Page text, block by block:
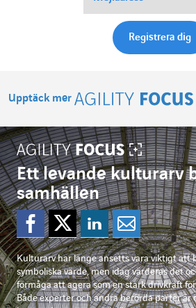
Upptäck mer
Ett levande kulturarv
samhällen
Dela på
Dela på
Dela
Kulturarv har länge ansetts vara viktigt att
symboliska värde, men idag värderas det
förmåga att agera som en stark drivkraft
Både experter och andra berörda parter är